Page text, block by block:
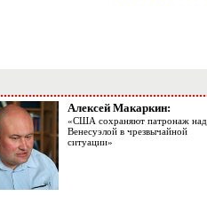
Алексей Макаркин:
«США сохраняют патронаж над
Венесуэлой в чрезвычайной
ситуации»